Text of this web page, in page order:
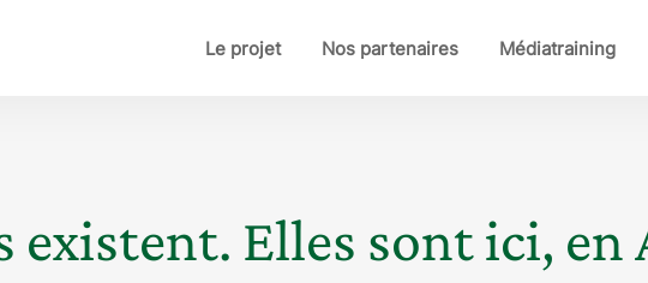
Le projet Nos partenaires Médiatraining
existent. Elles sont ici, en